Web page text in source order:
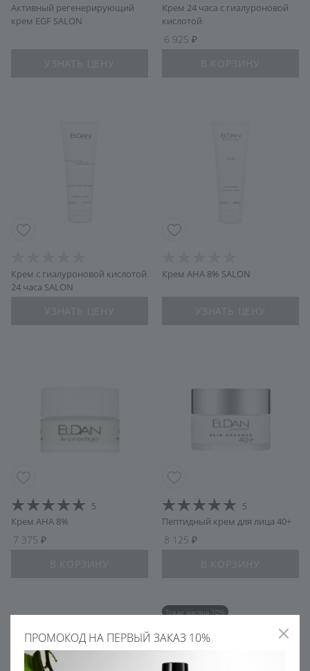
Активный регенерирующий
крем EGF SALON
Крем 24 часа с гиалуроновой
кислотой
6 925
Крем с гиалуроновой кислотой
24 часа SALON
Крем AHA 8% SALON
5
Крем AHA 8%
7 375
5
Пептидный крем для лица 40+
8 125
Товар месяца 10%
ПРОМОКОД НА ПЕРВЫЙ ЗАКАЗ 10%